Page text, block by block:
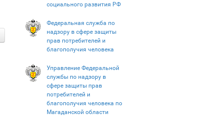
социального развития РФ
Федеральная служба по
надзору в сфере защиты
прав потребителей и
благополучия человека
Управление Федеральной
службы по надзору в
сфере защиты прав
потребителей и
благополучия человека по
Магаданской области